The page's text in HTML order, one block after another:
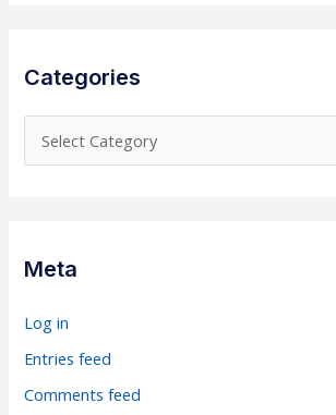
Categories
a
g
r
i
Meta
Log in
Entries feed
Comments feed